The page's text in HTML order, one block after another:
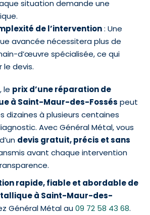
situation demande une
de l’intervention: Une
avancée nécessitera plus de
d’œuvre spécialisée, ce qui
le devis.
le prix d’une réparation de
à Saint-Maur-des-Fossés peut
dizaines à plusieurs centaines
Avec Général Métal, vous
devis gratuit, précis et sans
avant chaque intervention
rapide, fiable et abordable de
à Saint-Maur-des-
Général Métal au09 72 58 43 68.